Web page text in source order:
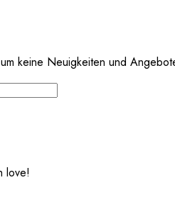
keine Neuigkeiten und
love!